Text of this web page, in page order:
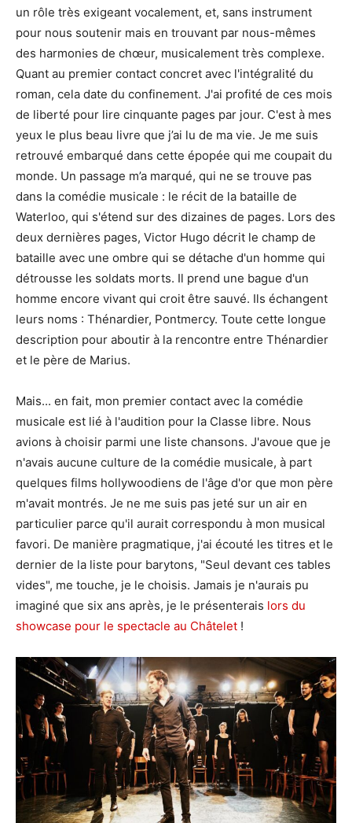
un rôle très exigeant vocalement, et, sans instrument
pour nous soutenir mais en trouvant par nous-mêmes
des harmonies de chœur, musicalement très complexe.
Quant au premier contact concret avec l'intégralité du
roman, cela date du confinement. J'ai profité de ces mois
de liberté pour lire cinquante pages par jour. C'est à mes
yeux le plus beau livre que j’ai lu de ma vie. Je me suis
retrouvé embarqué dans cette épopée qui me coupait du
monde. Un passage m’a marqué, qui ne se trouve pas
dans la comédie musicale : le récit de la bataille de
Waterloo, qui s'étend sur des dizaines de pages. Lors des
deux dernières pages, Victor Hugo décrit le champ de
bataille avec une ombre qui se détache d'un homme qui
détrousse les soldats morts. Il prend une bague d'un
homme encore vivant qui croit être sauvé. Ils échangent
leurs noms : Thénardier, Pontmercy. Toute cette longue
description pour aboutir à la rencontre entre Thénardier
et le père de Marius.
Mais... en fait, mon premier contact avec la comédie
musicale est lié à l'audition pour la Classe libre. Nous
avions à choisir parmi une liste chansons. J'avoue que je
n'avais aucune culture de la comédie musicale, à part
quelques films hollywoodiens de l'âge d'or que mon père
m'avait montrés. Je ne me suis pas jeté sur un air en
particulier parce qu'il aurait correspondu à mon musical
favori. De manière pragmatique, j'ai écouté les titres et le
dernier de la liste pour barytons, "Seul devant ces tables
vides", me touche, je le choisis. Jamais je n'aurais pu
imaginé que six ans après, je le présenterais lors du
showcase pour le spectacle au Châtelet !